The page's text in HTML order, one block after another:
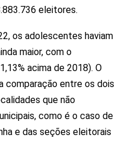
eleitores.
os adolescentes haviam
maior, com o
acima de 2018). O
comparação entre os dois
que não
como é o caso de
e das seções eleitorais